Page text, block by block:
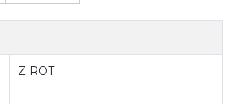
Z ROT